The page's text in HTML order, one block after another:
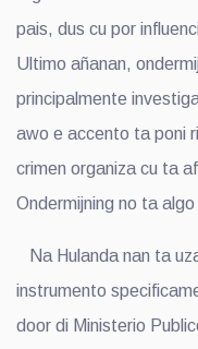
pais, dus cu por
Ultimo añanan,
principalmente
awo e accento ta poni
crimen organiza cu ta
Ondermijning no ta
Na Hulanda nan ta
instrumento
door di Ministerio